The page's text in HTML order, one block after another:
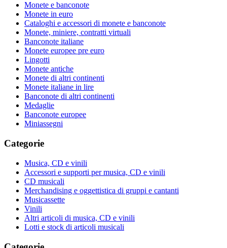
Monete e banconote
Monete in euro
Cataloghi e accessori di monete e banconote
Monete, miniere, contratti virtuali
Banconote italiane
Monete europee pre euro
Lingotti
Monete antiche
Monete di altri continenti
Monete italiane in lire
Banconote di altri continenti
Medaglie
Banconote europee
Miniassegni
Categorie
Musica, CD e vinili
Accessori e supporti per musica, CD e vinili
CD musicali
Merchandising e oggettistica di gruppi e cantanti
Musicassette
Vinili
Altri articoli di musica, CD e vinili
Lotti e stock di articoli musicali